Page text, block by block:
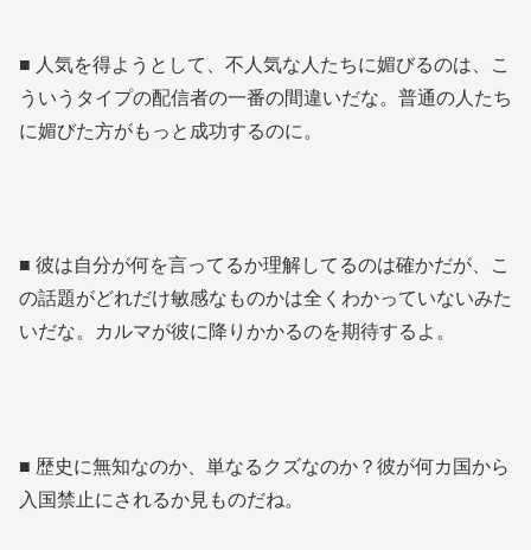
■ 人気を得ようとして、不人気な人たちに媚びるのは、こ
ういうタイプの配信者の一番の間違いだな。普通の人たち
に媚びた方がもっと成功するのに。
■ 彼は自分が何を言ってるか理解してるのは確かだが、こ
の話題がどれだけ敏感なものかは全くわかっていないみた
いだな。カルマが彼に降りかかるのを期待するよ。
■ 歴史に無知なのか、単なるクズなのか？彼が何カ国から
入国禁止にされるか見ものだね。